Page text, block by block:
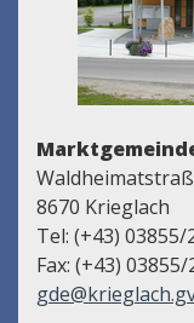
8670 Krieglach
Tel: (+43) 03855/
Fax: (+43)